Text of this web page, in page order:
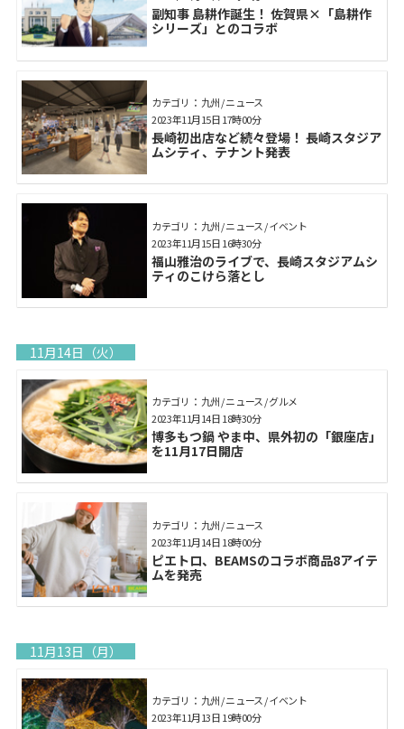
副知事 島耕作誕生！ 佐賀県×「島耕作
シリーズ」とのコラボ
カテゴリ： 九州 / ニュース
長崎初出店など続々登場！ 長崎スタジア
ムシティ、テナント発表
2023年11月15日 17時00分
カテゴリ： 九州 / ニュース / イベント
福山雅治のライブで、長崎スタジアムシ
ティのこけら落とし
2023年11月15日 16時30分
11月14日（火）
カテゴリ： 九州 / ニュース / グルメ
博多もつ鍋 やま中、県外初の「銀座店」
を11月17日開店
2023年11月14日 18時30分
カテゴリ： 九州 / ニュース
ピエトロ、BEAMSのコラボ商品8アイテ
ムを発売
2023年11月14日 18時00分
11月13日（月）
カテゴリ： 九州 / ニュース / イベント
2023年11月13日 19時00分